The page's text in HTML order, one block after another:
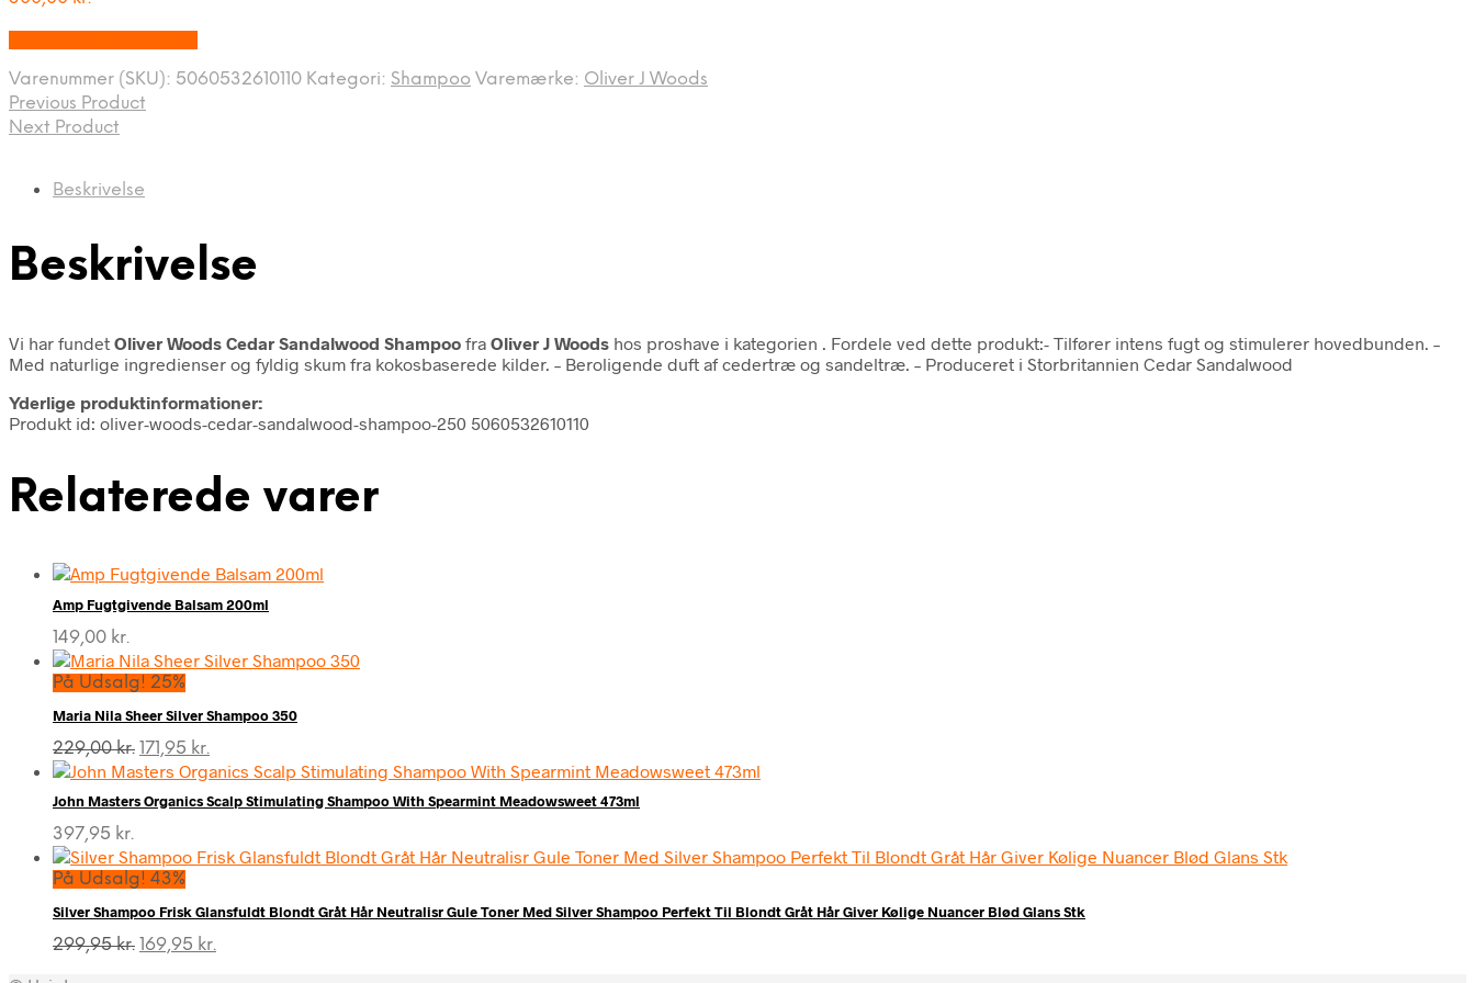
Varenummer (SKU): 5060532610110 Kategori: Shampoo Varemærke: Oliver J Woods
Previous Product
Next Product
Beskrivelse
Beskrivelse
Vi har fundet Oliver Woods Cedar Sandalwood Shampoo fra Oliver J Woods hos proshave i kategorien
. Fordele ved dette produkt:- Tilfører intens fugt og stimulerer hovedbunden. –
Med naturlige ingredienser og fyldig skum fra kokosbaserede kilder. – Beroligende duft af cedertræ og sandeltræ. – Produceret i Storbritannien Cedar Sandalwood
Yderlige produktinformationer:
Produkt id: oliver-woods-cedar-sandalwood-shampoo-250 5060532610110
Relaterede varer
Amp Fugtgivende Balsam 200ml
149,00 kr.
På Udsalg! 25%
Maria Nila Sheer Silver Shampoo 350
229,00kr. Den
oprindelige
var:
171,95 kr.
aktuelle
er:
John Masters Organics Scalp Stimulating Shampoo With Spearmint Meadowsweet 473ml
397,95 kr.
På Udsalg! 43%
Silver Shampoo Frisk Glansfuldt Blondt Gråt Hår Neutralisr Gule Toner Med Silver Shampoo Perfekt Til Blondt Gråt Hår Giver Kølige Nuancer Blød Glans Stk
299,95kr. Den
169,95 kr.